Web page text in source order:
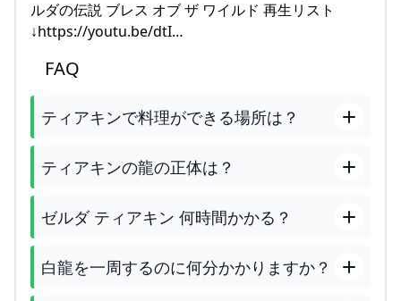
ルダの伝説 ブレス オブ ザ ワイルド 再生リスト
↓https://youtu.be/dtI…
FAQ
ティアキンで料理ができる場所は？
ティアキンの龍の正体は？
ゼルダ ティアキン 何時間かかる？
白龍を一周するのに何分かかりますか？